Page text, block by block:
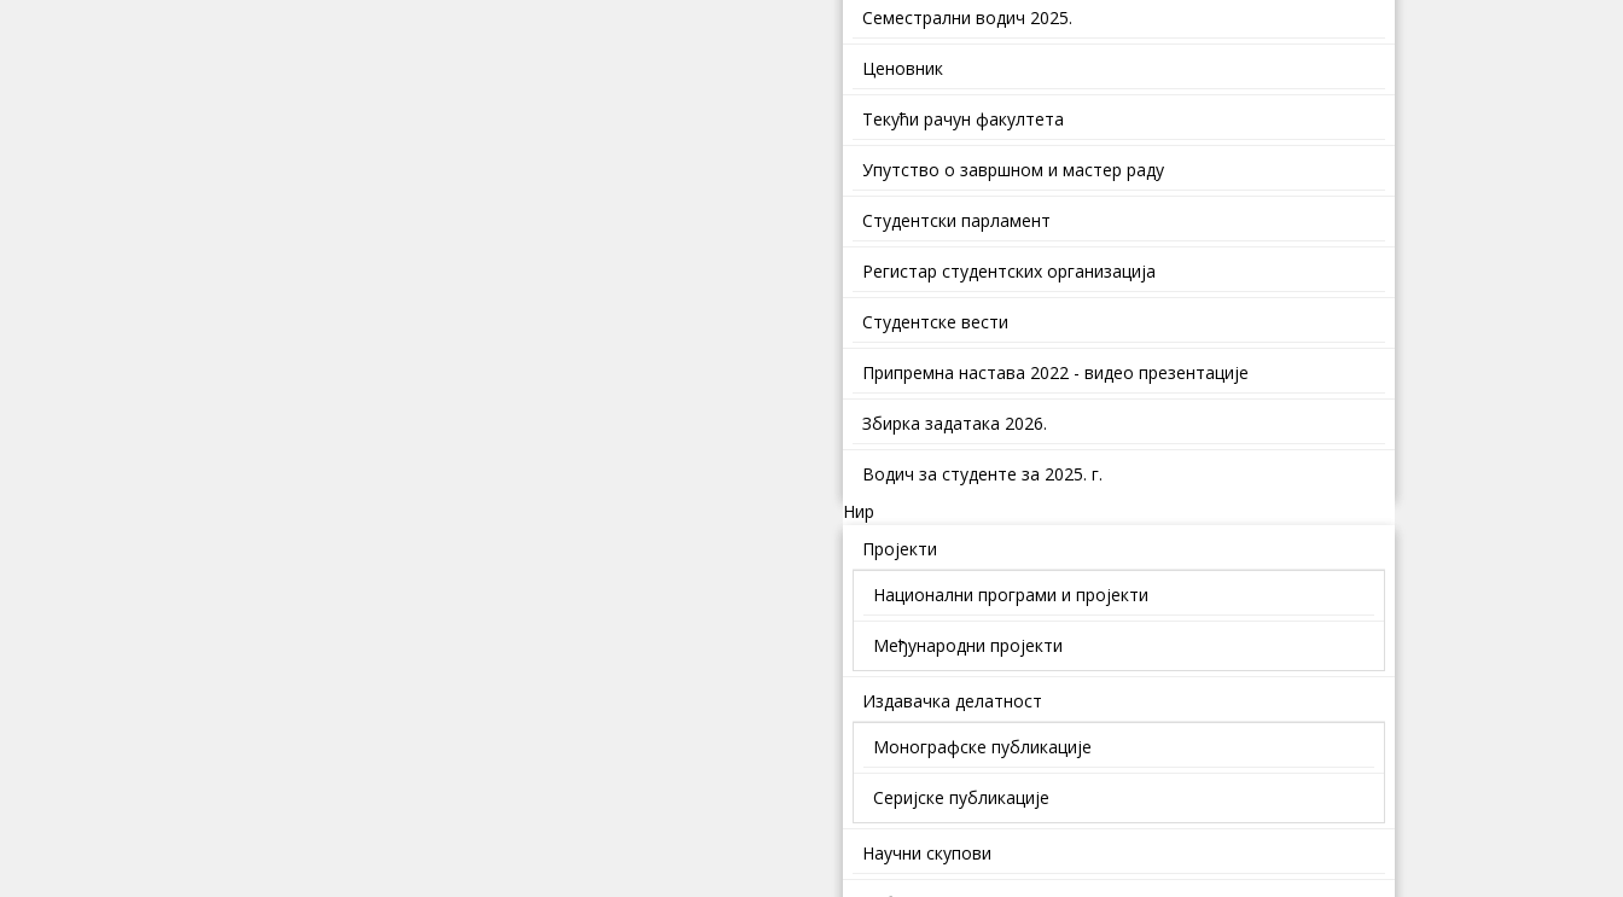
Семестрални водич 2025.
Ценовник
Текући рачун факултета
Упутство о завршном и мастер раду
Студентски парламент
Регистар студентских организација
Студентске вести
Припремна настава 2022 - видео презентације
Збирка задатака 2026.
Водич за студенте за 2025. г.
Нир
Пројекти
Национални програми и пројекти
Међународни пројекти
Издавачка делатност
Монографске публикације
Серијске публикације
Научни скупови